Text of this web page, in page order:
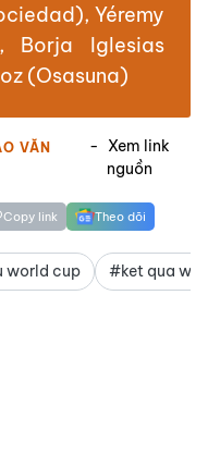
Yéremy
Borja Iglesias
(Osasuna)
VĂN
Xem link
nguồn
Copy link Theo dõi
world cup #ket qua